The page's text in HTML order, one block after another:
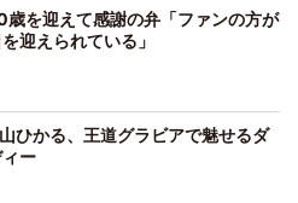
歳を迎えて感謝の弁「ファンの方が
迎えられている」
ひかる、王道グラビアで魅せるダ
ー